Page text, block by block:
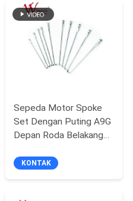
Sepeda Motor Spoke
Set Dengan Puting A9G
Depan Roda Belakang
KONTAK